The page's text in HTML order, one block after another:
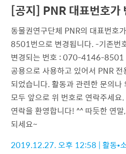
[공지] PNR 대표번호가
동물권연구단체 PNR의 대표번
8501번으로 변경됩니다. -기존
변경되는 번호 : 070-4146-8501
공용으로 사용하고 있어서 PNR
되었습니다. 활동과 관련한 문의나
모두 앞으로 위 번호로 연락주세요
연락을 환영합니다! ^^ 따듯한 연
되세요~
2019.12.27. 오후 12:58 |활동•